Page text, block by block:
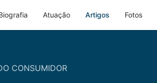
Atuação Artigos Fotos
CONSUMIDOR